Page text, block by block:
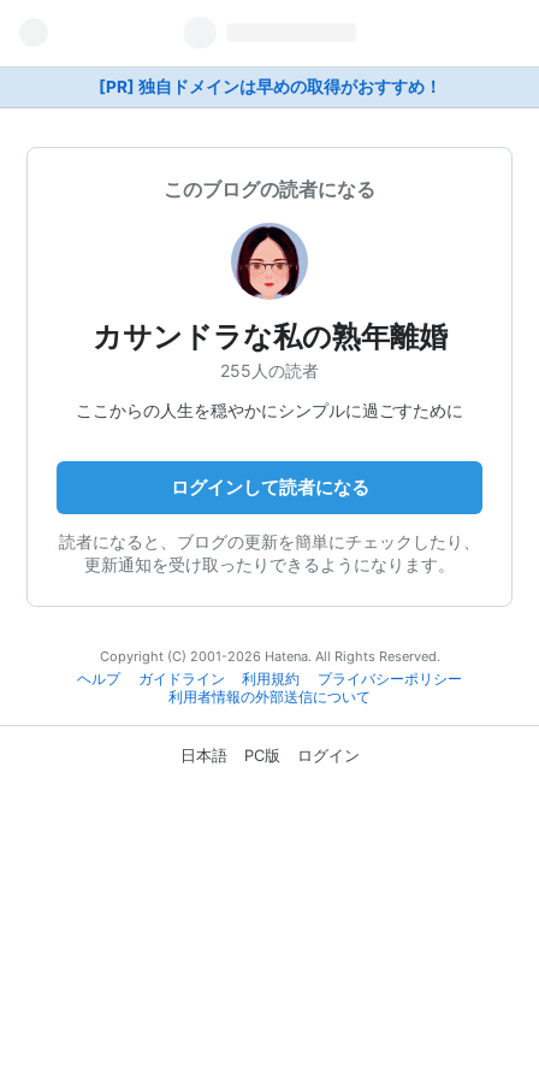
[PR] 独自ドメインは早めの取得がおすすめ！
このブログの読者になる
カサンドラな私の熟年離婚
255人の読者
ここからの人生を穏やかにシンプルに過ごすために
ログインして読者になる
読者になると、ブログの更新を簡単にチェックしたり、
更新通知を受け取ったりできるようになります。
Copyright (C) 2001-2026 Hatena. All Rights Reserved.
ヘルプ
ガイドライン 利用規約
プライバシーポリシー
利用者情報の外部送信について
日本語 PC版 ログイン